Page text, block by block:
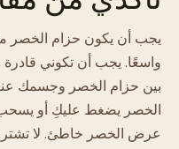
يجب أن يكون حزام الخصر
واسعًا. يجب أن تكوني
بين حزام الخصر وجسمك
الخصر يضغط عليكِ أو يسحب
عرض الخصر خاطئ. لا تشتري